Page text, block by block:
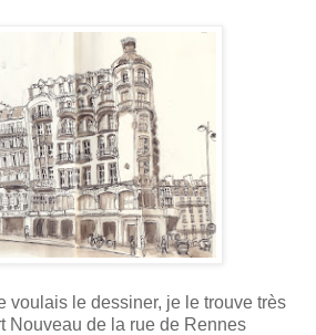
voulais le dessiner, je le trouve très
Nouveau de la rue de Rennes